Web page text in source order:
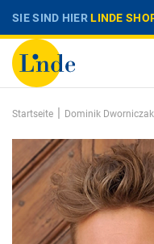
SIE SIND HIERLINDE
Startseite | Dominik Dworniczak